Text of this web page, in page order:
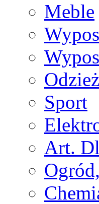
Meble
Odzież
Sport
Art.